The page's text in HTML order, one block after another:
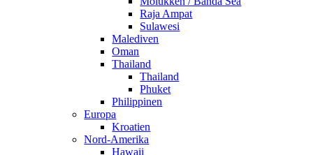
Raja Ampat
Sulawesi
Malediven
Oman
Thailand
Thailand
Phuket
Philippinen
Europa
Kroatien
Nord-Amerika
Hawaii